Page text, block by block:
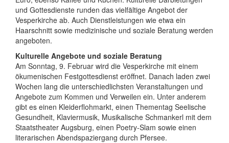
und Gottesdienste runden das vielfältige Angebot der
Vesperkirche ab. Auch Dienstleistungen wie etwa ein
Haarschnitt sowie medizinische und soziale Beratung werden
angeboten.
Kulturelle Angebote und soziale Beratung
Am Sonntag, 9. Februar wird die Vesperkirche mit einem
ökumenischen Festgottesdienst eröffnet. Danach laden zwei
Wochen lang die unterschiedlichsten Veranstaltungen und
Angebote zum Kommen und Verweilen ein. Unter anderem
gibt es einen Kleiderflohmarkt, einen Thementag Seelische
Gesundheit, Klaviermusik, Musikalische Schmankerl mit dem
Staatstheater Augsburg, einen Poetry-Slam sowie einen
literarischen Abendspaziergang durch Pfersee.